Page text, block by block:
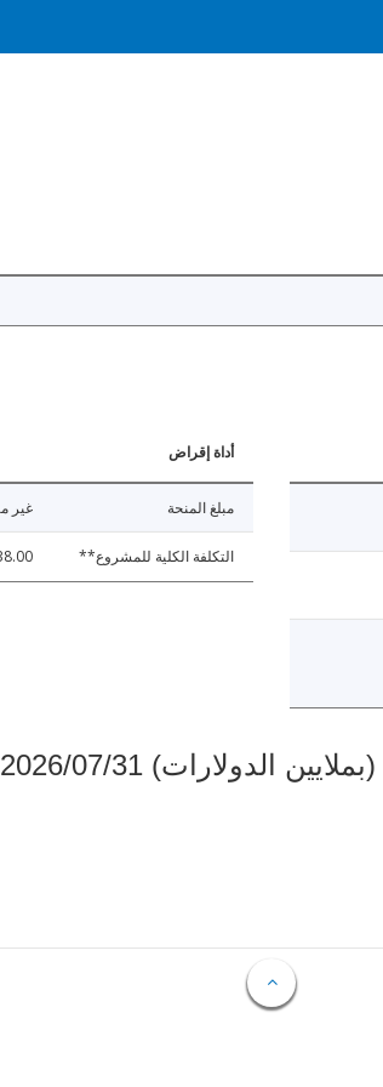
أداة إقراض
مبلغ المنحة غير
التكلفة الكلية للمشروع**
2026/07/31